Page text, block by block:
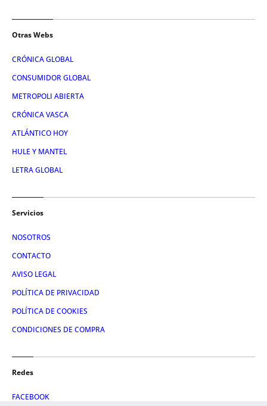
Otras Webs
CRÓNICA GLOBAL
CONSUMIDOR GLOBAL
METROPOLI ABIERTA
CRÓNICA VASCA
ATLÁNTICO HOY
HULE Y MANTEL
LETRA GLOBAL
Servicios
NOSOTROS
CONTACTO
AVISO LEGAL
POLÍTICA DE PRIVACIDAD
POLÍTICA DE COOKIES
CONDICIONES DE COMPRA
Redes
FACEBOOK